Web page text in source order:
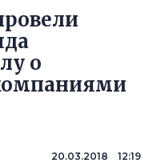
о
20.03.2018 12:19